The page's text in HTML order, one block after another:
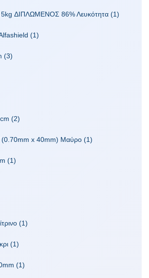
5kg ΔΙΠΛΩΜΕΝΟΣ 86% Λευκότητα (1)
(1)
(3)
(2)
(0.70mm x 40mm) Μαύρο (1)
(1)
(1)
(1)
(1)